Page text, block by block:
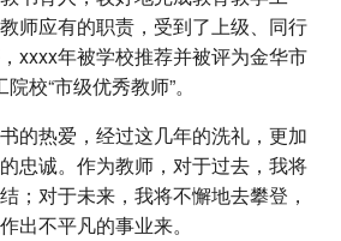
师应有的职责，受到了上级、同行
xxxx年被学校推荐并被评为金华市
校“市级优秀教师”。
的热爱，经过这几年的洗礼，更加
忠诚。作为教师，对于过去，我将
；对于未来，我将不懈地去攀登，
出不平凡的事业来。